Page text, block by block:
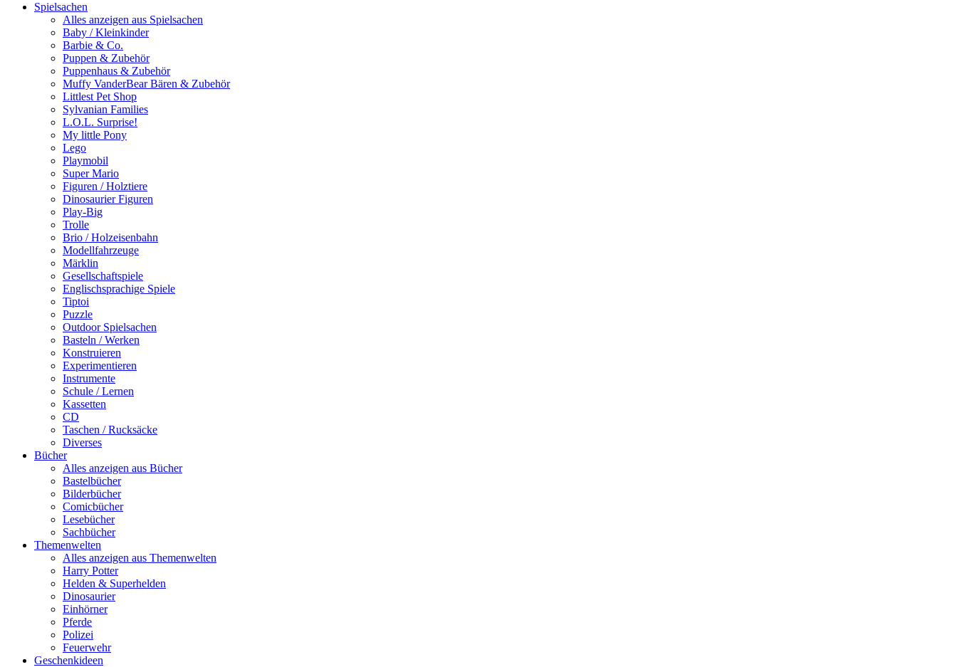
Spielsachen
Alles anzeigen aus Spielsachen
Baby / Kleinkinder
Barbie & Co.
Puppen & Zubehör
Puppenhaus & Zubehör
Muffy VanderBear Bären & Zubehör
Littlest Pet Shop
Sylvanian Families
L.O.L. Surprise!
My little Pony
Lego
Playmobil
Super Mario
Figuren / Holztiere
Dinosaurier Figuren
Play-Big
Trolle
Brio / Holzeisenbahn
Modellfahrzeuge
Märklin
Gesellschaftspiele
Englischsprachige Spiele
Tiptoi
Puzzle
Outdoor Spielsachen
Basteln / Werken
Konstruieren
Experimentieren
Instrumente
Schule / Lernen
Kassetten
CD
Taschen / Rucksäcke
Diverses
Bücher
Alles anzeigen aus Bücher
Bastelbücher
Bilderbücher
Comicbücher
Lesebücher
Sachbücher
Themenwelten
Alles anzeigen aus Themenwelten
Harry Potter
Helden & Superhelden
Dinosaurier
Einhörner
Pferde
Polizei
Feuerwehr
Geschenkideen